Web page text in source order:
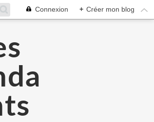
Connexion + Créer mon blog